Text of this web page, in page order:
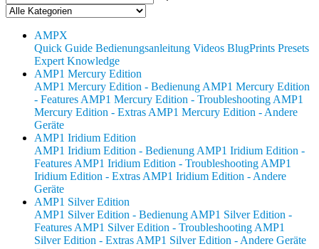
AMPX
Quick Guide Bedienungsanleitung Videos BlugPrints Presets
Expert Knowledge
AMP1 Mercury Edition
AMP1 Mercury Edition - Bedienung AMP1 Mercury Edition
- Features AMP1 Mercury Edition - Troubleshooting AMP1
Mercury Edition - Extras AMP1 Mercury Edition - Andere
Geräte
AMP1 Iridium Edition
AMP1 Iridium Edition - Bedienung AMP1 Iridium Edition -
Features AMP1 Iridium Edition - Troubleshooting AMP1
Iridium Edition - Extras AMP1 Iridium Edition - Andere
Geräte
AMP1 Silver Edition
AMP1 Silver Edition - Bedienung AMP1 Silver Edition -
Features AMP1 Silver Edition - Troubleshooting AMP1
Silver Edition - Extras AMP1 Silver Edition - Andere Geräte